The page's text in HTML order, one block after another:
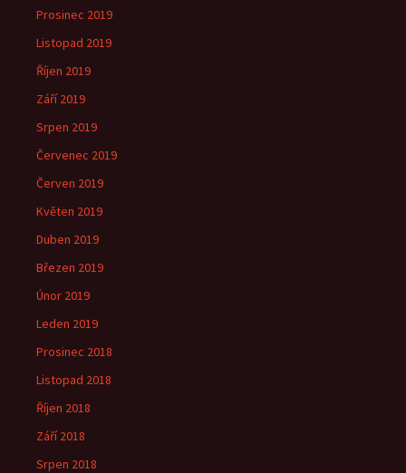
Prosinec 2019
Listopad 2019
Říjen 2019
Září 2019
Srpen 2019
Červenec 2019
Červen 2019
Květen 2019
Duben 2019
Březen 2019
Únor 2019
Leden 2019
Prosinec 2018
Listopad 2018
Říjen 2018
Září 2018
Srpen 2018